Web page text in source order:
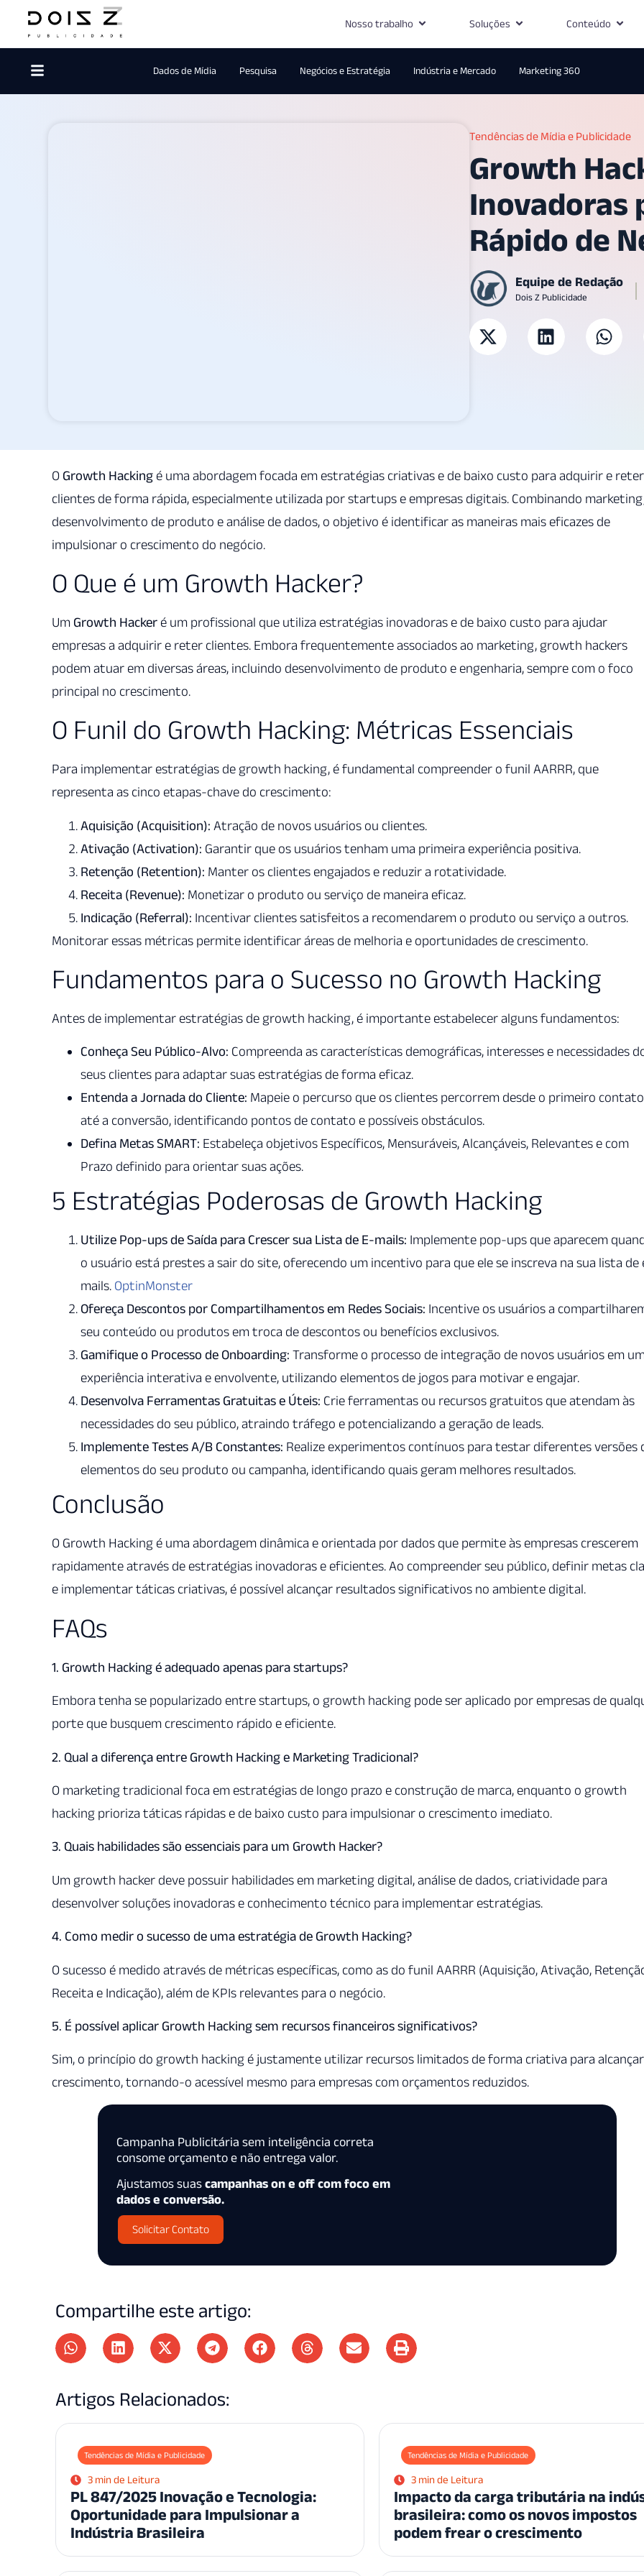
Nosso trabalho Soluções Conteúdo
Dados de Mídia Pesquisa Negócios e Estratégia Indústria e Mercado Marketing 360
Tendências de Mídia e Publicidade
Growth
Inovadoras
Rápido de
Equipe de Redação
Dois Z Publicidade
O Growth Hacking é uma abordagem focada em estratégias criativas e de baixo custo para adquirir e reter
clientes de forma rápida, especialmente utilizada por startups e empresas digitais. Combinando
desenvolvimento de produto e análise de dados, o objetivo é identificar as maneiras mais eficazes de
impulsionar o crescimento do negócio.
O Que é um Growth Hacker?
Um Growth Hacker é um profissional que utiliza estratégias inovadoras e de baixo custo para ajudar
empresas a adquirir e reter clientes. Embora frequentemente associados ao marketing, growth hackers
podem atuar em diversas áreas, incluindo desenvolvimento de produto e engenharia, sempre com o foco
principal no crescimento.
O Funil do Growth Hacking: Métricas Essenciais
Para implementar estratégias de growth hacking, é fundamental compreender o funil AARRR, que
representa as cinco etapas-chave do crescimento:
Aquisição (Acquisition): Atração de novos usuários ou clientes.
Ativação (Activation): Garantir que os usuários tenham uma primeira experiência positiva.
Retenção (Retention): Manter os clientes engajados e reduzir a rotatividade.
Receita (Revenue): Monetizar o produto ou serviço de maneira eficaz.
Indicação (Referral): Incentivar clientes satisfeitos a recomendarem o produto ou serviço a outros.
Monitorar essas métricas permite identificar áreas de melhoria e oportunidades de crescimento.
Fundamentos para o Sucesso no Growth Hacking
Antes de implementar estratégias de growth hacking, é importante estabelecer alguns fundamentos:
Conheça Seu Público-Alvo: Compreenda as características demográficas, interesses e necessidades
seus clientes para adaptar suas estratégias de forma eficaz.
Entenda a Jornada do Cliente: Mapeie o percurso que os clientes percorrem desde o primeiro contato
até a conversão, identificando pontos de contato e possíveis obstáculos.
Defina Metas SMART: Estabeleça objetivos Específicos, Mensuráveis, Alcançáveis, Relevantes e com
Prazo definido para orientar suas ações.
5 Estratégias Poderosas de Growth Hacking
Utilize Pop-ups de Saída para Crescer sua Lista de E-mails: Implemente pop-ups que aparecem
o usuário está prestes a sair do site, oferecendo um incentivo para que ele se inscreva na sua lista de
mails. OptinMonster
Ofereça Descontos por Compartilhamentos em Redes Sociais: Incentive os usuários a
seu conteúdo ou produtos em troca de descontos ou benefícios exclusivos.
Gamifique o Processo de Onboarding: Transforme o processo de integração de novos usuários em
experiência interativa e envolvente, utilizando elementos de jogos para motivar e engajar.
Desenvolva Ferramentas Gratuitas e Úteis: Crie ferramentas ou recursos gratuitos que atendam às
necessidades do seu público, atraindo tráfego e potencializando a geração de leads.
Implemente Testes A/B Constantes: Realize experimentos contínuos para testar diferentes versões
elementos do seu produto ou campanha, identificando quais geram melhores resultados.
Conclusão
O Growth Hacking é uma abordagem dinâmica e orientada por dados que permite às empresas crescerem
rapidamente através de estratégias inovadoras e eficientes. Ao compreender seu público, definir metas
e implementar táticas criativas, é possível alcançar resultados significativos no ambiente digital.
FAQs
1. Growth Hacking é adequado apenas para startups?
Embora tenha se popularizado entre startups, o growth hacking pode ser aplicado por empresas de
porte que busquem crescimento rápido e eficiente.
2. Qual a diferença entre Growth Hacking e Marketing Tradicional?
O marketing tradicional foca em estratégias de longo prazo e construção de marca, enquanto o growth
hacking prioriza táticas rápidas e de baixo custo para impulsionar o crescimento imediato.
3. Quais habilidades são essenciais para um Growth Hacker?
Um growth hacker deve possuir habilidades em marketing digital, análise de dados, criatividade para
desenvolver soluções inovadoras e conhecimento técnico para implementar estratégias.
4. Como medir o sucesso de uma estratégia de Growth Hacking?
O sucesso é medido através de métricas específicas, como as do funil AARRR (Aquisição, Ativação,
Receita e Indicação), além de KPIs relevantes para o negócio.
5. É possível aplicar Growth Hacking sem recursos financeiros significativos?
Sim, o princípio do growth hacking é justamente utilizar recursos limitados de forma criativa para alcançar
crescimento, tornando-o acessível mesmo para empresas com orçamentos reduzidos.
Campanha Publicitária sem inteligência correta
consome orçamento e não entrega valor.
Ajustamos suas campanhas on e off com foco em
dados e conversão.
Solicitar Contato
Compartilhe este artigo:
Artigos Relacionados:
Tendências de Mídia e Publicidade
3 min de Leitura
PL 847/2025 Inovação e Tecnologia:
Oportunidade para Impulsionar a
Indústria Brasileira
Tendências de Mídia e Publicidade
3 min de Leitura
Impacto da carga tributária na
brasileira: como os novos impostos
podem frear o crescimento